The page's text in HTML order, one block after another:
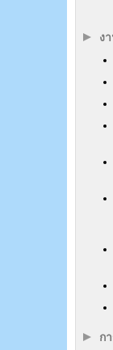
ง
ก